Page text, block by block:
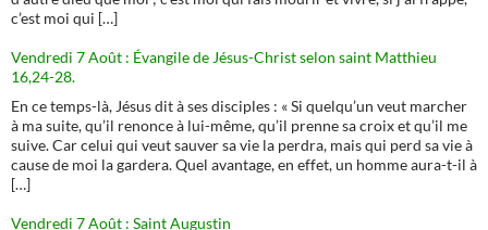
c’est moi qui […]
Vendredi 7 Août : Évangile de Jésus-Christ selon saint Matthieu
16,24-28.
En ce temps-là, Jésus dit à ses disciples : « Si quelqu’un veut marcher
à ma suite, qu’il renonce à lui-même, qu’il prenne sa croix et qu’il me
suive. Car celui qui veut sauver sa vie la perdra, mais qui perd sa vie à
cause de moi la gardera. Quel avantage, en effet, un homme aura-t-il à
[…]
Vendredi 7 Août : Saint Augustin